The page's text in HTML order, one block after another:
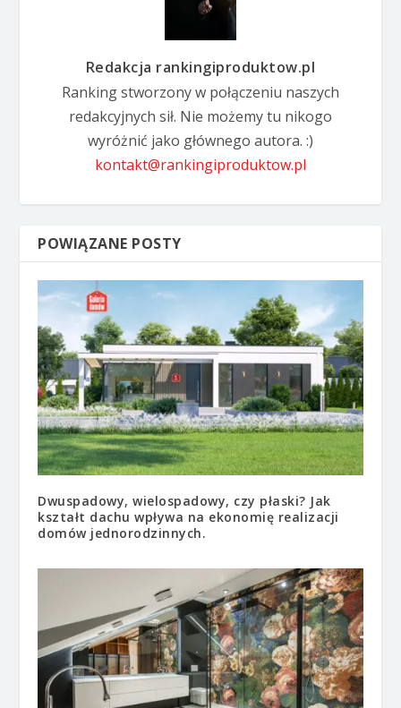
Redakcja rankingiproduktow.pl
Ranking stworzony w połączeniu naszych
redakcyjnych sił. Nie możemy tu nikogo
wyróżnić jako głównego autora. :)
kontakt@rankingiproduktow.pl
POWIĄZANE POSTY
Dwuspadowy, wielospadowy, czy płaski? Jak
kształt dachu wpływa na ekonomię realizacji
domów jednorodzinnych.